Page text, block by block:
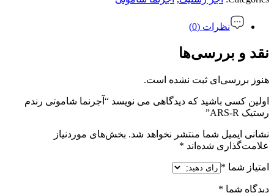
نظرات (0)
نقد و بررسی‌ها
هنوز بررسی‌ای ثبت نشده است.
اولین کسی باشید که دیدگاهی می نویسد “آجرنما شاموتی رندم
رستیک ARS-R”
نشانی ایمیل شما منتشر نخواهد شد. بخش‌های موردنیاز
علامت‌گذاری شده‌اند *
امتیاز شما *
دیدگاه شما *